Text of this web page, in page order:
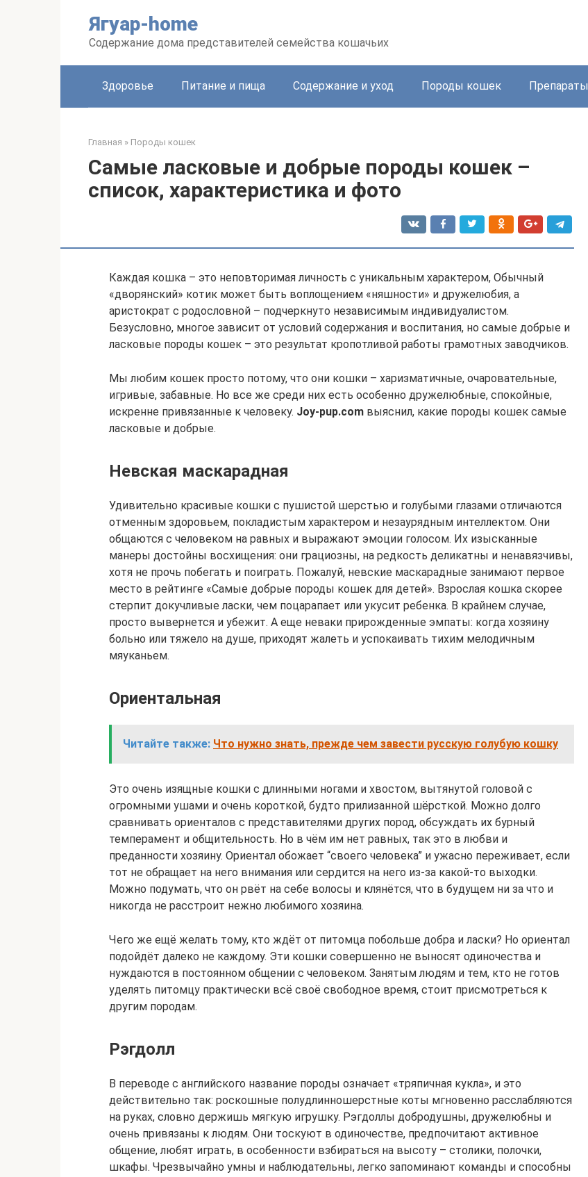
Ягуар-home
Содержание дома представителей семейства кошачьих
Здоровье Питание и пища Содержание и уход Породы кошек Препараты
Главная » Породы кошек
Самые ласковые и добрые породы кошек –
список, характеристика и фото
Каждая кошка – это неповторимая личность с уникальным характером, Обычный
«дворянский» котик может быть воплощением «няшности» и дружелюбия, а
аристократ с родословной – подчеркнуто независимым индивидуалистом.
Безусловно, многое зависит от условий содержания и воспитания, но самые добрые и
ласковые породы кошек – это результат кропотливой работы грамотных заводчиков.
Мы любим кошек просто потому, что они кошки – харизматичные, очаровательные,
игривые, забавные. Но все же среди них есть особенно дружелюбные, спокойные,
искренне привязанные к человеку. Joy-pup.соm выяснил, какие породы кошек самые
ласковые и добрые.
Невская маскарадная
Удивительно красивые кошки с пушистой шерстью и голубыми глазами отличаются
отменным здоровьем, покладистым характером и незаурядным интеллектом. Они
общаются с человеком на равных и выражают эмоции голосом. Их изысканные
манеры достойны восхищения: они грациозны, на редкость деликатны и ненавязчивы,
хотя не прочь побегать и поиграть. Пожалуй, невские маскарадные занимают первое
место в рейтинге «Самые добрые породы кошек для детей». Взрослая кошка скорее
стерпит докучливые ласки, чем поцарапает или укусит ребенка. В крайнем случае,
просто вывернется и убежит. А еще неваки прирожденные эмпаты: когда хозяину
больно или тяжело на душе, приходят жалеть и успокаивать тихим мелодичным
мяуканьем.
Ориентальная
Читайте также: Что нужно знать, прежде чем завести русскую голубую кошку
Это очень изящные кошки с длинными ногами и хвостом, вытянутой головой с
огромными ушами и очень короткой, будто прилизанной шёрсткой. Можно долго
сравнивать ориенталов с представителями других пород, обсуждать их бурный
темперамент и общительность. Но в чём им нет равных, так это в любви и
преданности хозяину. Ориентал обожает “своего человека” и ужасно переживает, если
тот не обращает на него внимания или сердится на него из-за какой-то выходки.
Можно подумать, что он рвёт на себе волосы и клянётся, что в будущем ни за что и
никогда не расстроит нежно любимого хозяина.
Чего же ещё желать тому, кто ждёт от питомца побольше добра и ласки? Но ориентал
подойдёт далеко не каждому. Эти кошки совершенно не выносят одиночества и
нуждаются в постоянном общении с человеком. Занятым людям и тем, кто не готов
уделять питомцу практически всё своё свободное время, стоит присмотреться к
другим породам.
Рэгдолл
В переводе с английского название породы означает «тряпичная кукла», и это
действительно так: роскошные полудлинношерстные коты мгновенно расслабляются
на руках, словно держишь мягкую игрушку. Рэгдоллы добродушны, дружелюбны и
очень привязаны к людям. Они тоскуют в одиночестве, предпочитают активное
общение, любят играть, в особенности взбираться на высоту – столики, полочки,
шкафы. Чрезвычайно умны и наблюдательны, легко запоминают команды и способны